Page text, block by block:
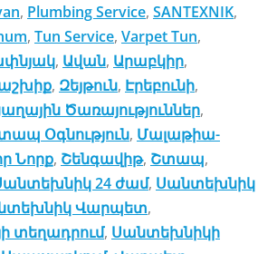
, Plumbing Service, SANTEXNIK,
, Tun Service, Varpet Tun,
, Ավան, Արաբկիր,
, Զեյթուն, Էրեբունի,
Ծառայություններ,
Օգնություն, Մալաթիա-
Նորք, Շենգավիթ, Շտապ,
24 ժամ, Սանտեխնիկ
Վարպետ,
տեղադրում, Սանտեխնիկի